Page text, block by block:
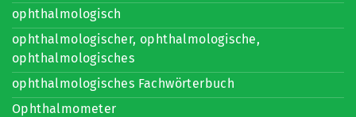
ophthalmologisch
ophthalmologischer, ophthalmologische,
ophthalmologisches
ophthalmologisches Fachwörterbuch
Ophthalmometer